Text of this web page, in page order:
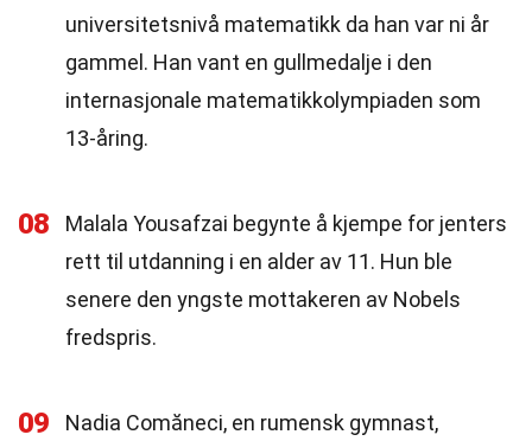
universitetsnivå matematikk da han var ni år
gammel. Han vant en gullmedalje i den
internasjonale matematikkolympiaden som
13-åring.
08
Malala Yousafzai begynte å kjempe for jenters
rett til utdanning i en alder av 11. Hun ble
senere den yngste mottakeren av Nobels
fredspris.
09
Nadia Comăneci, en rumensk gymnast,